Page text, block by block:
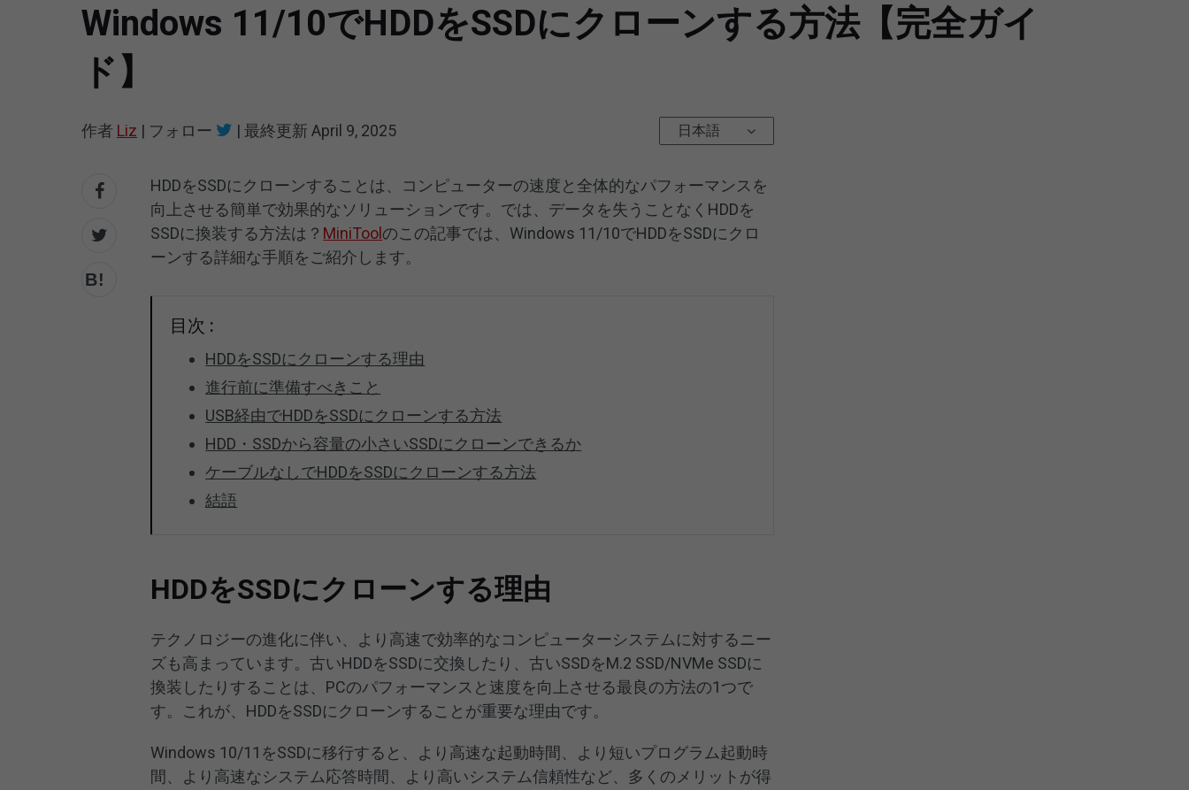
Windows 11/10でHDDをSSDにクローンする方法【完全ガイ
ド】
作者 Liz | フォロー | 最終更新 April 9, 2025 日本語
HDDをSSDにクローンすることは、コンピューターの速度と全体的なパフォーマンスを
向上させる簡単で効果的なソリューションです。では、データを失うことなくHDDを
SSDに換装する方法は？ MiniTool のこの記事では、Windows 11/10でHDDをSSDにクロ
ーンする詳細な手順をご紹介します。
目次 :
HDDをSSDにクローンする理由
進行前に準備すべきこと
USB経由でHDDをSSDにクローンする方法
HDD・SSDから容量の小さいSSDにクローンできるか
ケーブルなしでHDDをSSDにクローンする方法
結語
HDDをSSDにクローンする理由
テクノロジーの進化に伴い、より高速で効率的なコンピューターシステムに対するニー
ズも高まっています。古いHDDをSSDに交換したり、古いSSDをM.2 SSD/NVMe SSDに
換装したりすることは、PCのパフォーマンスと速度を向上させる最良の方法の1つで
す。これが、HDDをSSDにクローンすることが重要な理由です。
Windows 10/11をSSDに移行すると、より高速な起動時間、より短いプログラム起動時
間、より高速なシステム応答時間、より高いシステム信頼性など、多くのメリットが得